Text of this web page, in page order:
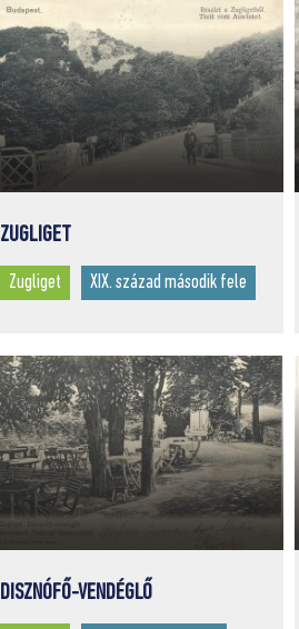
ZUGLIGET
Zugliget XIX. század második fele
DISZNÓFŐ-VENDÉGLŐ